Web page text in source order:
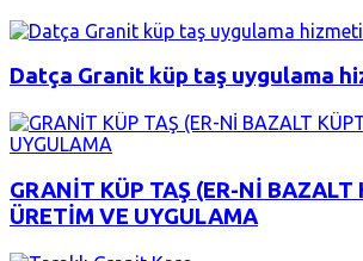
Datça Granit küp taş uygulama
GRANİT KÜP TAŞ (ER-Nİ BAZALT
ÜRETİM VE UYGULAMA